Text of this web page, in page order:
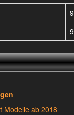
Modelle ab 2018